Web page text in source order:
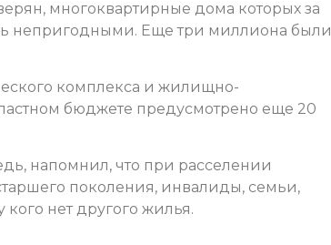
многоквартирные дома которых за
непригодными. Еще три миллиона были
комплекса и жилищно-
бюджете предусмотрено еще 20
напомнил, что при расселении
поколения, инвалиды, семьи,
нет другого жилья.